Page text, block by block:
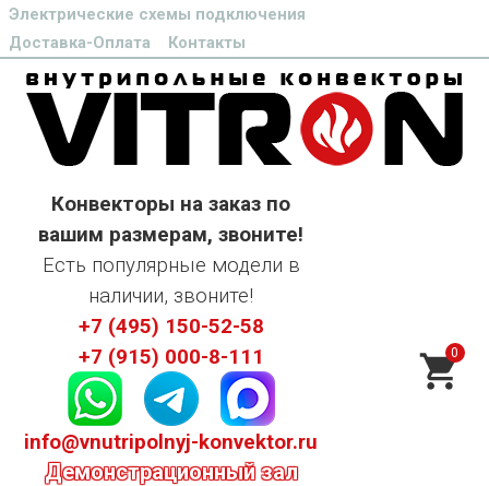
Электрические схемы подключения
Доставка-Оплата
Контакты
Конвекторы на заказ по
вашим размерам, звоните!
Есть популярные модели в
наличии, звоните!
+7 (495) 150-52-58
+7 (915) 000-8-111
info@vnutripolnyj-konvektor.ru
Демонстрационный зал
0